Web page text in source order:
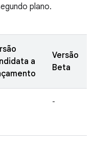
plano.
a
Versão
Beta
-